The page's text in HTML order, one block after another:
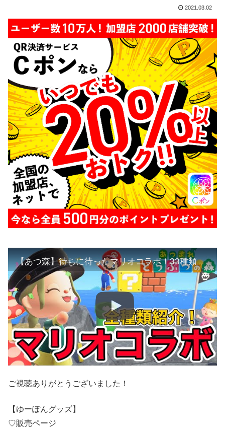
2021.03.02
【あつ森】待ちに待ったマリオコラボ！33種類の家具を紹介！「あつまれどうぶつの森」
ご視聴ありがとうございました！
【ゆーぽんグッズ】
♡販売ページ